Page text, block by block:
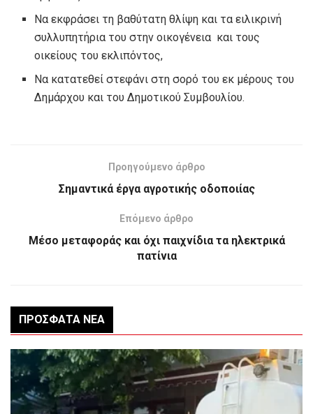
Να εκφράσει τη βαθύτατη θλίψη και τα ειλικρινή
συλλυπητήρια του στην οικογένεια και τους
οικείους του εκλιπόντος,
Να κατατεθεί στεφάνι στη σορό του εκ μέρους του
Δημάρχου και του Δημοτικού Συμβουλίου.
Προηγούμενο άρθρο
Σημαντικά έργα αγροτικής οδοποιίας
Επόμενο άρθρο
Μέσο μεταφοράς και όχι παιχνίδια τα ηλεκτρικά
πατίνια
ΠΡΌΣΦΑΤΑ ΝΈΑ